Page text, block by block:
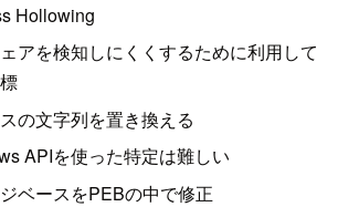
Hollowing
アを検知しにくくするために利用して
の文字列を置き換える
APIを使った特定は難しい
ベースをPEBの中で修正